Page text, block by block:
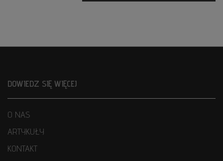
DOWIEDZ SIĘ WIĘCEJ
O NAS
ARTYKUŁY
KONTAKT